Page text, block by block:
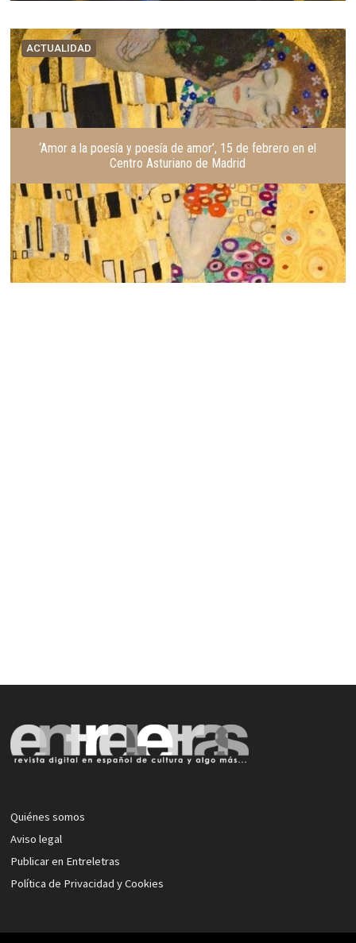
ACTUALIDAD
‘Amor a la poesía y poesía de amor’, 15 de febrero en el
Centro Asturiano de Madrid
Quiénes somos
Aviso legal
Publicar en Entreletras
Política de Privacidad y Cookies